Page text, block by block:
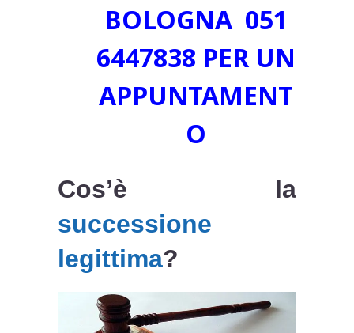
BOLOGNA 051
6447838 PER UN
APPUNTAMENT
O
Cos’è la
successione
legittima?